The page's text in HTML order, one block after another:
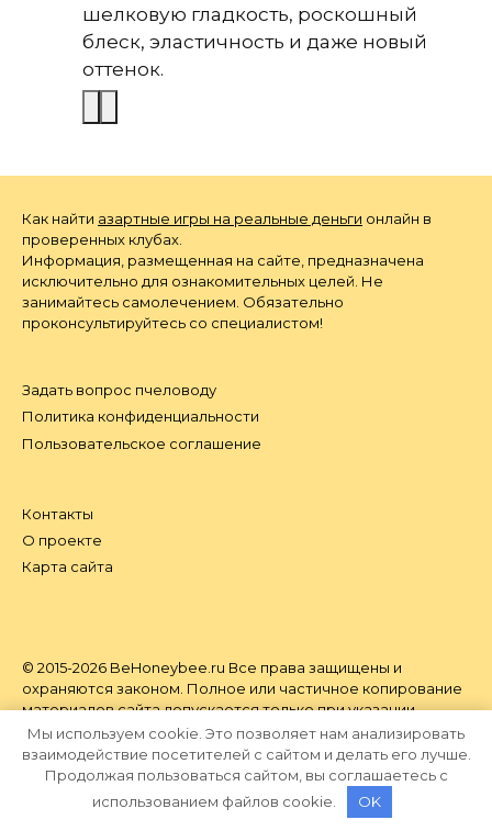
шелковую гладкость, роскошный
блеск, эластичность и даже новый
оттенок.
Как найти азартные игры на реальные деньги онлайн в
проверенных клубах.
Информация, размещенная на сайте, предназначена
исключительно для ознакомительных целей. Не
занимайтесь самолечением. Обязательно
проконсультируйтесь со специалистом!
Задать вопрос пчеловоду
Политика конфиденциальности
Пользовательское соглашение
Контакты
О проекте
Карта сайта
© 2015-2026 BeHoneybee.ru Все права защищены и
охраняются законом. Полное или частичное копирование
материалов сайта допускается только при указании
авторства и наличии активной ссылки на BeHoneybee.ru.
Мы используем cookie. Это позволяет нам анализировать
взаимодействие посетителей с сайтом и делать его лучше.
Продолжая пользоваться сайтом, вы соглашаетесь с
использованием файлов cookie.
OK